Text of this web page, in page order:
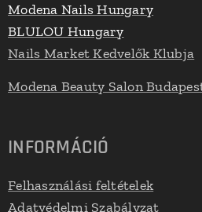
Modena Nails Hungary
BLULOU Hungary
Nails Market Kedvelők Klubja
Modena Beauty Salon
INFORMÁCIÓ
Felhasználási feltételek
Adatvédelmi Szabályzat